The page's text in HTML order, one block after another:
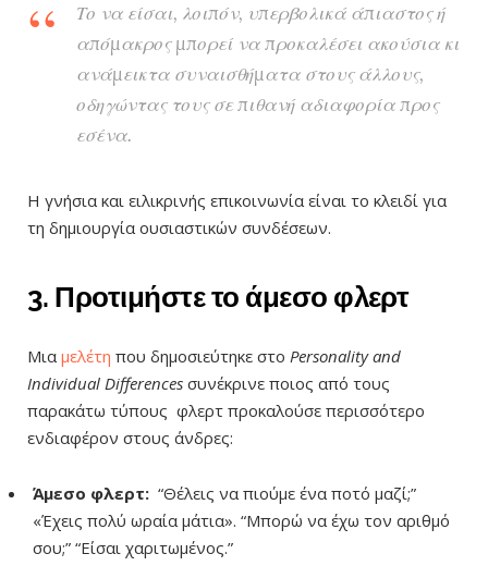
Το να είσαι, λοιπόν, υπερβολικά άπιαστος ή
απόμακρος μπορεί να προκαλέσει ακούσια κι
ανάμεικτα συναισθήματα στους άλλους,
οδηγώντας τους σε πιθανή αδιαφορία προς
εσένα.
Η γνήσια και ειλικρινής επικοινωνία είναι το κλειδί για
τη δημιουργία ουσιαστικών συνδέσεων.
3. Προτιμήστε το άμεσο φλερτ
Μια μελέτη που δημοσιεύτηκε στο Personality and
Individual Differences συνέκρινε ποιος από τους
παρακάτω τύπους φλερτ προκαλούσε περισσότερο
ενδιαφέρον στους άνδρες:
Άμεσο φλερτ: “Θέλεις να πιούμε ένα ποτό μαζί;”
«Έχεις πολύ ωραία μάτια». “Μπορώ να έχω τον αριθμό
σου;” “Είσαι χαριτωμένος.”